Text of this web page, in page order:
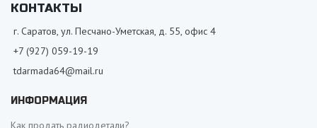
КОНТАКТЫ
г. Саратов, ул. Песчано-Уметская, д. 55, офис 4
+7 (927) 059-19-19
tdarmada64@mail.ru
ИНФОРМАЦИЯ
Как продать радиодетали?